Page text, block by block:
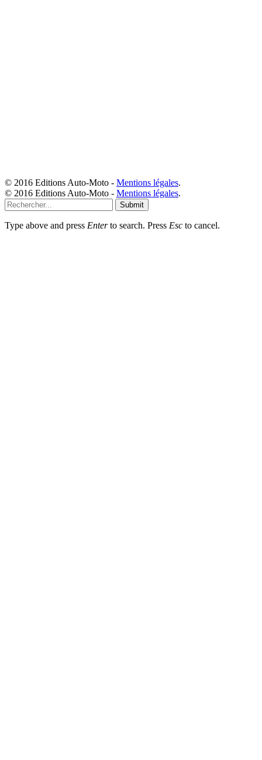
© 2016 Editions Auto-Moto - Mentions légales.
© 2016 Editions Auto-Moto - Mentions légales.
Submit
Type above and press Enterto search. Press Esc to cancel.